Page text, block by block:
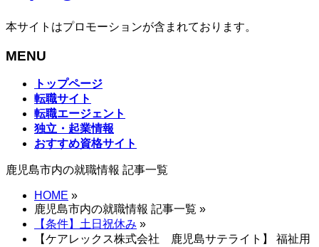
本サイトはプロモーションが含まれております。
MENU
ば
トップページ
転職サイト
転職エージェント
独立・起業情報
おすすめ資格サイト
鹿児島市内の就職情報 記事一覧
HOME »
鹿児島市内の就職情報 記事一覧 »
【条件】土日祝休み »
【ケアレックス株式会社 鹿児島サテライト】 福祉用